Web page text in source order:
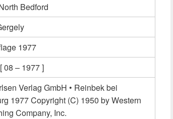
Bedford
1977
08 – 1977 ]
Verlag GmbH • Reinbek bei
1977 Copyright (C) 1950 by Western
Company, Inc.